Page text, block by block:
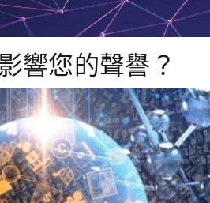
響您的聲譽？